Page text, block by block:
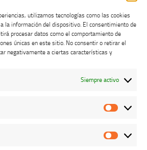
utilizamos tecnologías como las cookies
la información del dispositivo. El consentimiento de
procesar datos como el comportamiento de
únicas en este sitio. No consentir o retirar el
negativamente a ciertas características y
Siempre activo
de dudas, quejas y sugerencias